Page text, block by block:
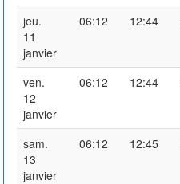
jeu.
11
janvier
06:12 12:44
ven.
12
janvier
06:12 12:44
sam.
13
janvier
06:12 12:45